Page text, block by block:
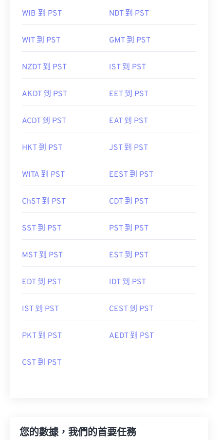
WIB 到 PST NDT 到 PST
WIT 到 PST GMT 到 PST
NZDT 到 PST IST 到 PST
AKDT 到 PST EET 到 PST
ACDT 到 PST EAT 到 PST
HKT 到 PST JST 到 PST
WITA 到 PST EEST 到 PST
ChST 到 PST CDT 到 PST
SST 到 PST PST 到 PST
MST 到 PST EST 到 PST
EDT 到 PST IDT 到 PST
IST 到 PST CEST 到 PST
PKT 到 PST AEDT 到 PST
CST 到 PST
您的數據，我們的首要任務